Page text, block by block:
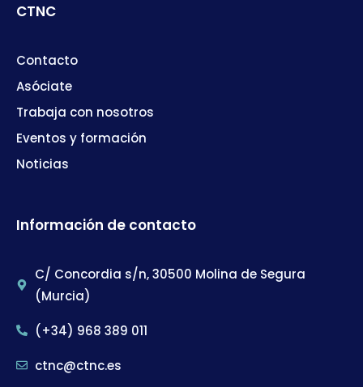
CTNC
Contacto
Asóciate
Trabaja con nosotros
Eventos y formación
Noticias
Información de contacto
C/ Concordia s/n, 30500 Molina de Segura
(Murcia)
(+34) 968 389 011
ctnc@ctnc.es